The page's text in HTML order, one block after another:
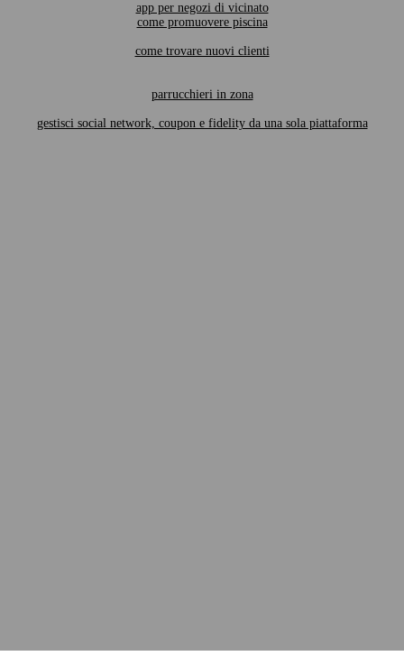
app per negozi di vicinato
come promuovere piscina
come trovare nuovi clienti
parrucchieri in zona
gestisci social network, coupon e fidelity da una sola piattaforma